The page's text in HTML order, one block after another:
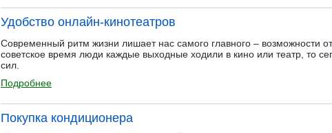
Удобство онлайн-кинотеатров
Современный ритм жизни лишает нас самого главного – возможности
советское время люди каждые выходные ходили в кино или театр, то
сил.
Подробнее
Покупка кондиционера